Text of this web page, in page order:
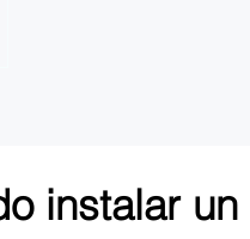
instalar un